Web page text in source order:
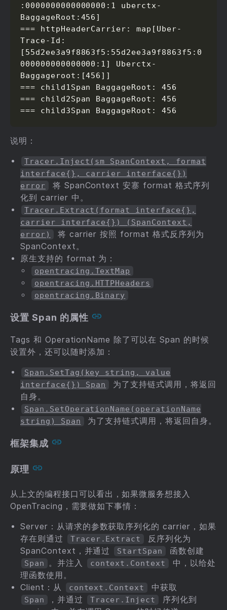
:0000000000000000:1 uberctx-
BaggageRoot:456]
=== httpHeaderCarrier: map[Uber-
Trace-Id:
[55d2ee3a9f8863f5:55d2ee3a9f8863f5:0
000000000000000:1] Uberctx-
Baggageroot:[456]]
=== child1Span BaggageRoot: 456
=== child2Span BaggageRoot: 456
=== child3Span BaggageRoot: 456
说明：
Tracer.Inject(sm SpanContext, format
interface{}, carrier interface{})
error
将 SpanContext 安寨 format 格式序列
化到 carrier 中。
Tracer.Extract(format interface{},
carrier interface{}) (SpanContext,
error)
将 carrier 按照 format 格式反序列为
SpanContext。
原生支持的 format 为：
opentracing.TextMap
opentracing.HTTPHeaders
opentracing.Binary
设置 Span 的属性
Tags 和 OperationName 除了可以在 Span 的时候
设置外，还可以随时添加：
Span.SetTag(key string, value
interface{}) Span
为了支持链式调用，将返回
自身。
Span.SetOperationName(operationName
string) Span
为了支持链式调用，将返回自身。
框架集成
原理
从上文的编程接口可以看出，如果微服务想接入
OpenTracing，需要做如下事情：
Server：从请求的参数获取序列化的 carrier，如果
存在则通过
Tracer.Extract
反序列化为
SpanContext，并通过
StartSpan 函数创建
Span 。并注入 context.Context
中，以给处
理函数使用。
Client：从
context.Context 中获取
Span ，并通过 Tracer.Inject
序列化到